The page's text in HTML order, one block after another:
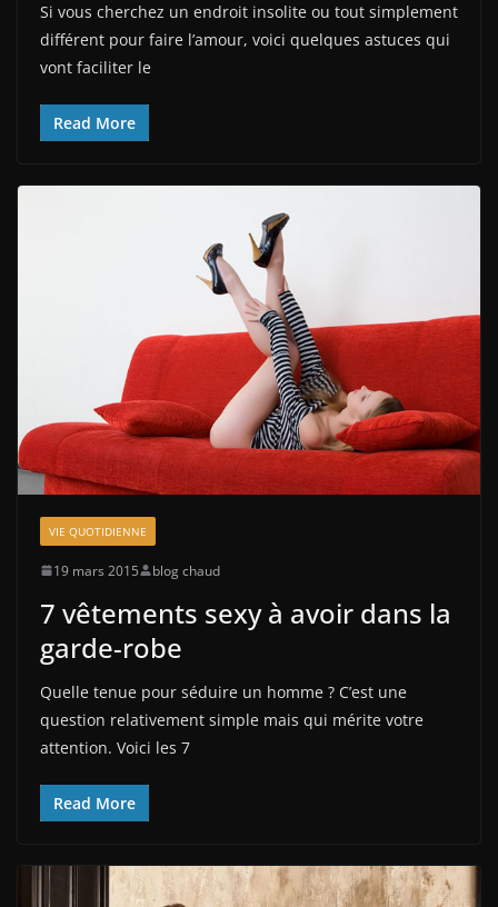
Si vous cherchez un endroit insolite ou tout simplement
différent pour faire l’amour, voici quelques astuces qui
vont faciliter le
Read More
VIE QUOTIDIENNE
19 mars 2015 blog chaud
7 vêtements sexy à avoir dans la
garde-robe
Quelle tenue pour séduire un homme ? C’est une
question relativement simple mais qui mérite votre
attention. Voici les 7
Read More